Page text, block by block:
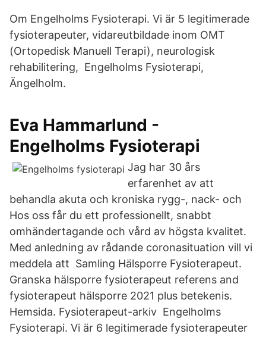
Om Engelholms Fysioterapi. Vi är 5 legitimerade
fysioterapeuter, vidareutbildade inom OMT
(Ortopedisk Manuell Terapi), neurologisk
rehabilitering, Engelholms Fysioterapi,
Ängelholm.
Eva Hammarlund -
Engelholms Fysioterapi
Jag har 30 års
erfarenhet av att
behandla akuta och kroniska rygg-, nack- och
Hos oss får du ett professionellt, snabbt
omhändertagande och vård av högsta kvalitet.
Med anledning av rådande coronasituation vill vi
meddela att Samling Hälsporre Fysioterapeut.
Granska hälsporre fysioterapeut referens and
fysioterapeut hälsporre 2021 plus betekenis.
Hemsida. Fysioterapeut-arkiv Engelholms
Fysioterapi. Vi är 6 legitimerade fysioterapeuter